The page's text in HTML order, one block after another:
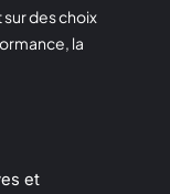
des choix
la
et